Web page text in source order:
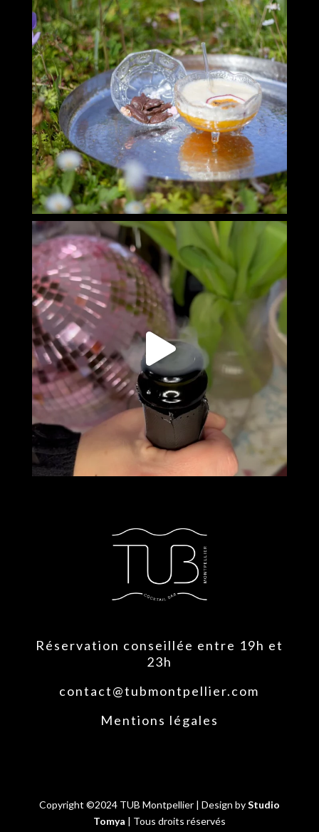
​Réservation conseillée entre 19h et
23h
contact@tubmontpellier.com
Mentions légales
Copyright ©2024 TUB Montpellier | Design byStudio
Tomya | Tous droits réservés